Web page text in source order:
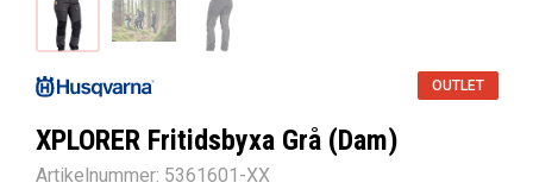
OUTLET
XPLORER Fritidsbyxa Grå (Dam)
Artikelnummer: 5361601-XX